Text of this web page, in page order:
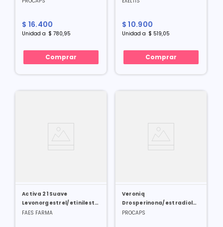
$ 16.400
Unidad a $ 780,95
Comprar
$ 10.900
Unidad a $ 519,05
Comprar
Activa 21 Suave
Levonorgestrel/etinilestradiol
0.01/0.02 Mg X 21 Tabl
FAES FARMA
Veroniq
Drosperinona/estradiol
PROCAPS